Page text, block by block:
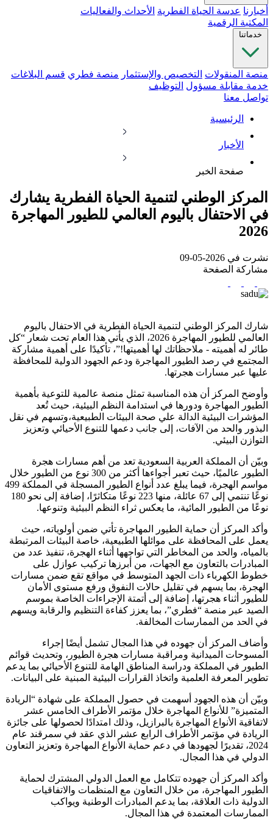
أخبارنا عدسة الحياة الفطرية الأحداث والفعاليات
المكتبة الرقمية
خدماتنا
منصة المنقولات التخصيص والإستثمار منصة فطري قسم البلاغات
خدمة مقابلة مسؤول التوظيف
تواصل معنا
الرئيسية
الأخبار
صفحة الخبر
المركز الوطني لتنمية الحياة الفطرية يشارك
في الاحتفال باليوم العالمي للطيور المهاجرة
2026
نشرت في 2026-05-09
مشاركة الصفحة
شارك المركز الوطني لتنمية الحياة الفطرية في الاحتفال باليوم
العالمي للطيور المهاجرة 2026، الذي يأتي هذا العام تحت شعار “كل
طائر له أهميته - ملاحظاتك لها أهميتها!”، تأكيدًا على أهمية مشاركة
المجتمع في رصد الطيور المهاجرة ودعم الجهود الدولية للمحافظة
عليها عبر مسارات هجرتها.
وأوضح المركز أن هذه المناسبة تمثل منصة عالمية للتوعية بأهمية
الطيور المهاجرة ودورها في استدامة النظم البيئية، حيث تُعد
المؤشرات البيئية الدالة علي صحة البيئات الطبيعية،وتسهم في نقل
البذور والحد من الآفات، إلى جانب دعمها للتنوع الأحيائي وتعزيز
التوازن البيئي.
وبيّن أن المملكة العربية السعودية تعد من أهم مسارات هجرة
الطيور عالميًا، حيث تعبر أجواءها أكثر من 300 نوع من الطيور خلال
مواسم الهجرة، فيما يبلغ عدد أنواع الطيور المسجلة في المملكة 499
نوعًا تنتمي إلى 67 عائلة، منها 223 نوعًا متكاثرًا، إضافة إلى نحو 180
نوعًا من الطيور المائية، ما يعكس ثراء النظم البيئية وتنوعها.
وأكد المركز أن حماية الطيور المهاجرة تأتي ضمن أولوياته، حيث
يعمل على المحافظة على موائلها الطبيعية، خاصة البيئات المرتبطة
بالمياه، والحد من المخاطر التي تواجهها أثناء الهجرة، تنفيذ عدد من
المبادرات بالتعاون مع الجهات، من أبرزها تركيب عوازل على
خطوط الكهرباء ذات الجهد المتوسط في مواقع تقع ضمن مسارات
الهجرة، بما يسهم في تقليل حالات النفوق ورفع مستوى الأمان
للطيور أثناء هجرتها، إضافة إلى أتمتة الإجراءات الخاصة بموسم
الصيد عبر منصة “فطري”، بما يعزز كفاءة التنظيم والرقابة ويسهم
في الحد من الممارسات المخالفة.
وأضاف المركز أن جهوده في هذا المجال تشمل أيضًا إجراء
المسوحات الميدانية ومراقبة مسارات هجرة الطيور، وتحديث قوائم
الطيور في المملكة ودراسة المناطق الهامة للتنوع الأحيائي بما يدعم
تطوير المعرفة العلمية واتخاذ القرارات البيئية المبنية على البيانات.
وبيّن أن هذه الجهود أسهمت في حصول المملكة على شهادة “الريادة
المتميزة” للأنواع المهاجرة خلال مؤتمر الأطراف الخامس عشر
لاتفاقية الأنواع المهاجرة بالبرازيل، وذلك امتدادًا لحصولها على جائزة
الريادة في مؤتمر الأطراف الرابع عشر الذي عقد في سمرقند عام
2024، تقديرًا لجهودها في دعم حماية الأنواع المهاجرة وتعزيز التعاون
الدولي في هذا المجال.
وأكد المركز أن جهوده تتكامل مع العمل الدولي المشترك لحماية
الطيور المهاجرة، من خلال التعاون مع المنظمات والاتفاقيات
الدولية ذات العلاقة، بما يدعم المبادرات الوطنية ويواكب
الممارسات المعتمدة في هذا المجال.